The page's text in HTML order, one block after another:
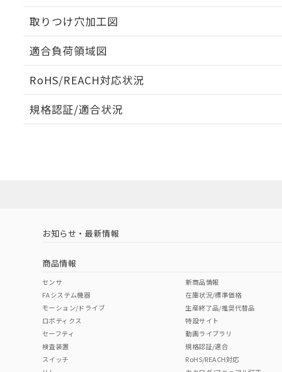
取りつけ穴加工図
適合負荷領域図
RoHS/REACH対応状況
EU RoHS 注意事項・凡例
中国 RoHS 注意事項・凡例
中国 RoHS表
Pb Hg Cr(VI)
規格認証/適合状況
（イギリス
（ノルウェー
お知らせ・最新情報
商品情報
センサ
FAシステム機器
モーション/ドライブ
ロボティクス
セーフティ
検査装置
スイッチ
新商品情報
在庫状況/標準価格
生産終了品/推奨代替品
特設サイト
動画ライブラリ
規格認証/適合
RoHS/REACH対応